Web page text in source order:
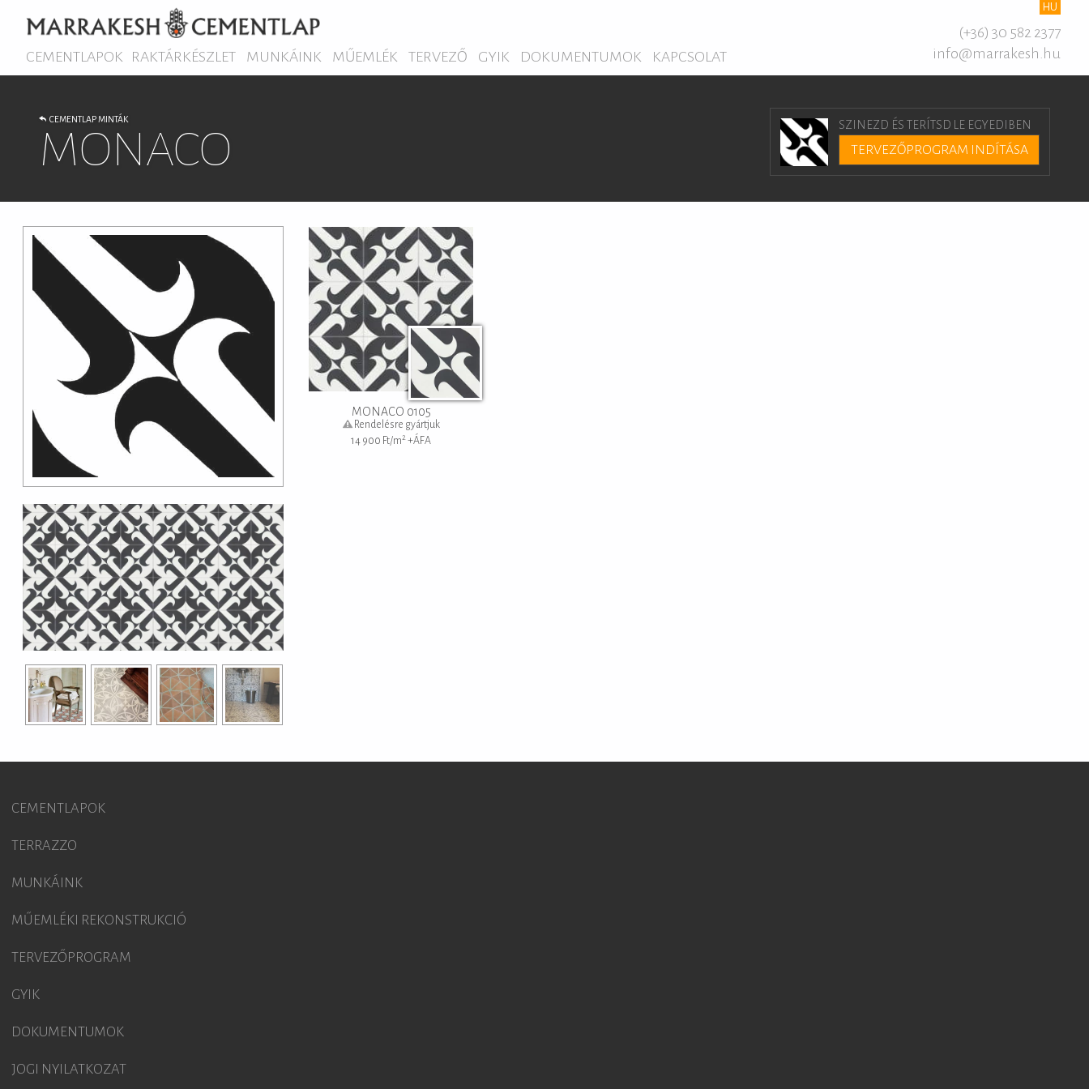
HU
CEMENTLAPOK RAKTÁRKÉSZLET MUNKÁINK MŰEMLÉK TERVEZŐ GYIK DOKUMENTUMOK KAPCSOLAT
(+36) 30 582 2377
info@marrakesh.hu
CEMENTLAP MINTÁK
MONACO SZINEZD ÉS TERÍTSD LE EGYEDIBEN
TERVEZŐPROGRAM INDÍTÁSA
MONACO 0105
Rendelésre gyártjuk
14 900 Ft/m2 +ÁFA
CEMENTLAPOK
TERRAZZO
MUNKÁINK
MŰEMLÉKI REKONSTRUKCIÓ
TERVEZŐPROGRAM
GYIK
DOKUMENTUMOK
JOGI NYILATKOZAT